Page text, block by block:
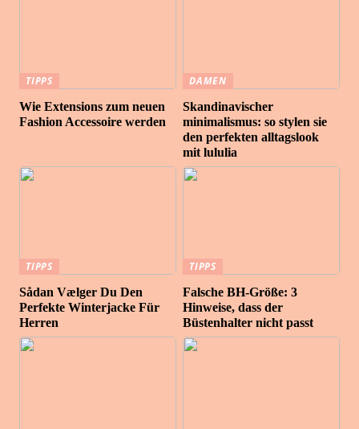
TIPPS
Wie Extensions zum neuen
Fashion Accessoire werden
DAMEN
Skandinavischer
minimalismus: so stylen sie
den perfekten alltagslook
mit lululia
TIPPS
Sådan Vælger Du Den
Perfekte Winterjacke Für
Herren
TIPPS
Falsche BH-Größe: 3
Hinweise, dass der
Büstenhalter nicht passt